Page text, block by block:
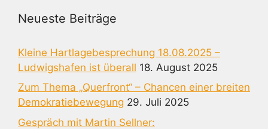
Neueste Beiträge
Kleine Hartlagebesprechung 18.08.2025 –
Ludwigshafen ist überall 18. August 2025
Zum Thema „Querfront“ – Chancen einer breiten
Demokratiebewegung 29. Juli 2025
Gespräch mit Martin Sellner: